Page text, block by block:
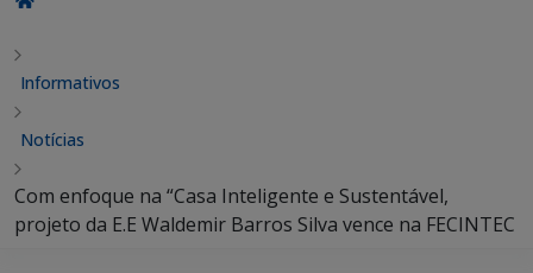
Informativos
Notícias
Com enfoque na “Casa Inteligente e Sustentável,
projeto da E.E Waldemir Barros Silva vence na FECINTEC